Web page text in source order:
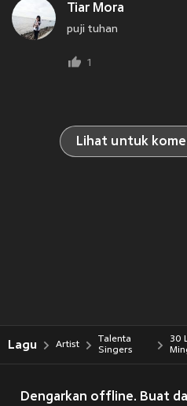
Tiar Mora
puji tuhan
1
Lihat untuk
Lagu Artist
Talenta
Singers
30
Dengarkan offline. Buat